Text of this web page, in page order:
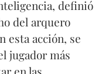
definió
del arquero
esta acción, se
jugador más